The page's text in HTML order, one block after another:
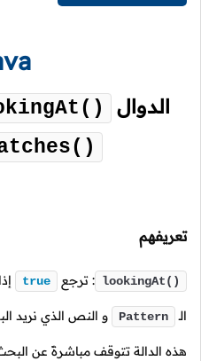
الدوال
تعريفهم
lookingAt() : ترجع true
الـ Pattern و النص الذي نريد
هذه الدالة تتوقف مباشرةً عن